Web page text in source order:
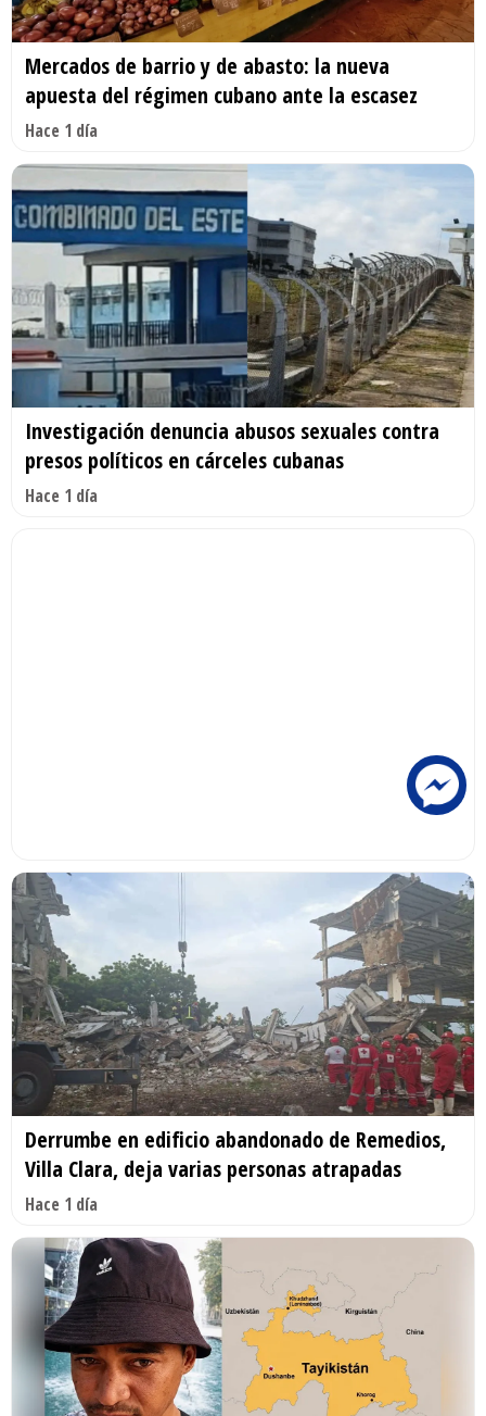
Mercados de barrio y de abasto: la nueva
apuesta del régimen cubano ante la escasez
Hace 1 día
Investigación denuncia abusos sexuales contra
presos políticos en cárceles cubanas
Hace 1 día
Derrumbe en edificio abandonado de Remedios,
Villa Clara, deja varias personas atrapadas
Hace 1 día